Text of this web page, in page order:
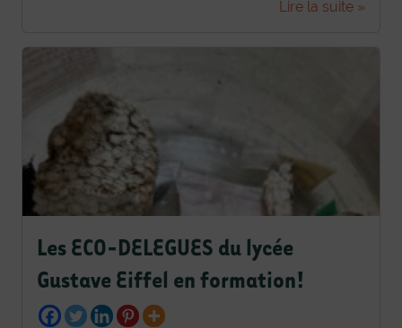
Lire la suite »
Les ECO-DELEGUES du lycée
Gustave Eiffel en formation!